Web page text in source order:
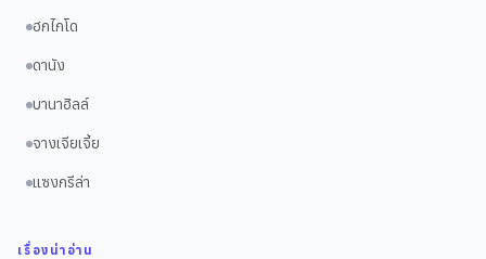
ฮกไกโด
ดานัง
บานาฮิลล์
จางเจียเจี้ย
แซงกรีล่า
เรื่องน่าอ่าน